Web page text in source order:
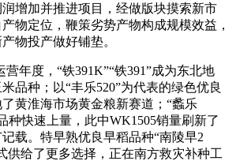
增加并推进项目，经做版块摸索新市
物定位，鞭策劣势产物构成规模效益，
物投产做好铺垫。
年度，“铁391K”“铁391”成为东北地
品种；以“丰乐520”为代表的绿色优良
黄淮海市场黄金粮新赛道；“蠡乐
种快速上量，此中WK1505销量刷新了
载。特早熟优良早稻品种“南陵早2
供给了更多选择，正在南方救灾补种工